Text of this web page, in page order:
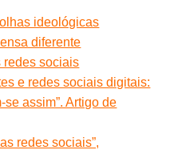
ideológicas
diferente
redes sociais
e redes sociais digitais:
assim”. Artigo de
redes sociais”,